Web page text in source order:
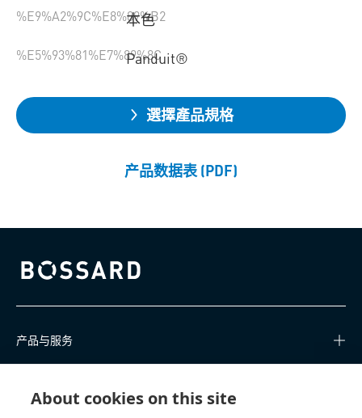
About cookies on this site
%E9%A2%9C%E8%89%B2
本色
%E5%93%81%E7%89%8C
Panduit®
選擇產品規格
产品数据表 (PDF)
Bossard homepage
产品与服务